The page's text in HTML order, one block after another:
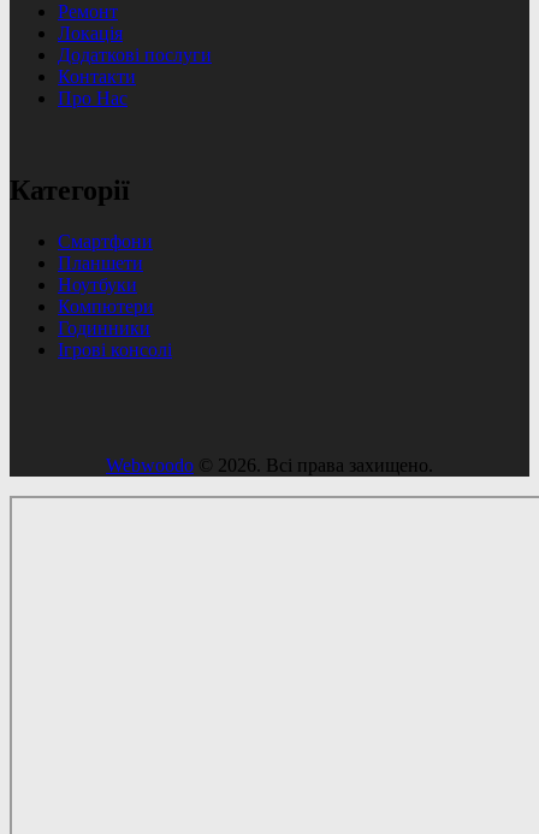
Ремонт
Локація
Додаткові послуги
Контакти
Про Нас
Категорії
Смартфони
Планшети
Ноутбуки
Компютери
Годинники
Ігрові консолі
Webwoodo © 2026. Всі права захищено.